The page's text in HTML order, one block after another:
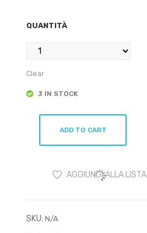
QUANTITÀ
Clear
3 IN STOCK
d'Oriente
ADD TO CART
AGGIUNGI ALLA LISTA
SKU: N/A